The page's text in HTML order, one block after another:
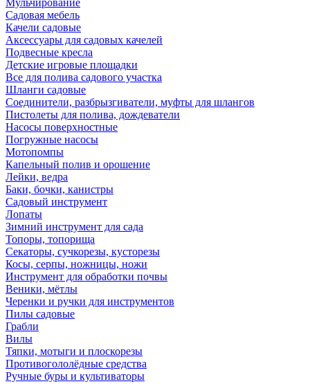
Мульчирование
Садовая мебель
Качели садовые
Аксессуары для садовых качелей
Подвесные кресла
Детские игровые площадки
Все для полива садового участка
Шланги садовые
Соединители, разбрызгиватели, муфты для шлангов
Пистолеты для полива, дождеватели
Насосы поверхностные
Погружные насосы
Мотопомпы
Капельный полив и орошение
Лейки, ведра
Баки, бочки, канистры
Садовый инструмент
Лопаты
Зимний инструмент для сада
Топоры, топорища
Секаторы, сучкорезы, кусторезы
Косы, серпы, ножницы, ножи
Инструмент для обработки почвы
Веники, мётлы
Черенки и ручки для инструментов
Пилы садовые
Грабли
Вилы
Тяпки, мотыги и плоскорезы
Противогололёдные средства
Ручные буры и культиваторы